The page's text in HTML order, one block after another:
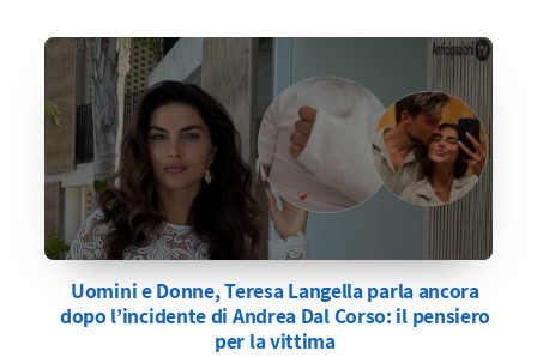
Uomini e Donne, Teresa Langella parla ancora
dopo l’incidente di Andrea Dal Corso: il pensiero
per la vittima